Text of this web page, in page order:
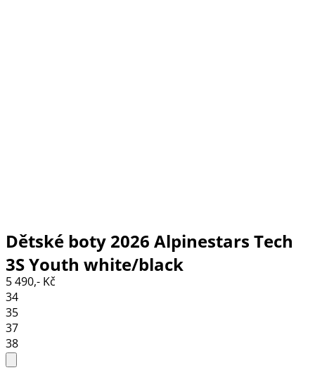
Dětské boty 2026 Alpinestars Tech
3S Youth white/black
5 490,- Kč
34
35
37
38